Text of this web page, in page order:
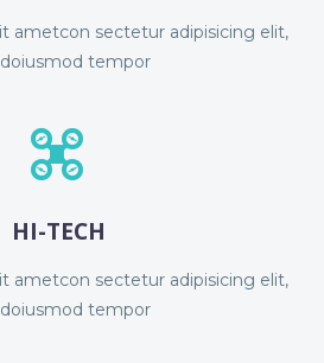
ametcon sectetur adipisicing elit,
tempor


HI-TECH
ametcon sectetur adipisicing elit,
tempor